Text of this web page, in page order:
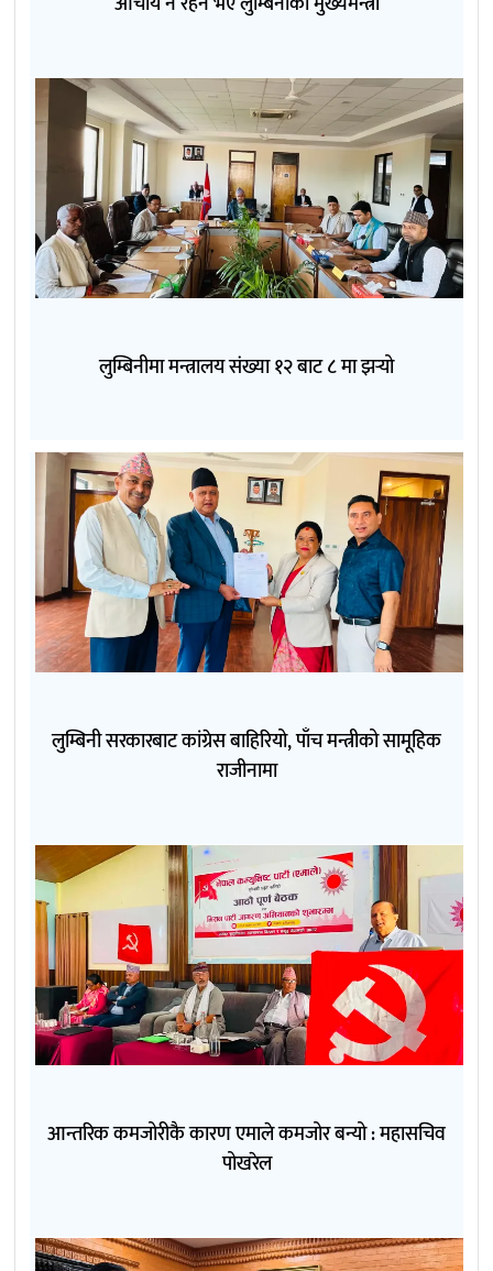
लुम्बिनीमा मन्त्रालय संख्या १२ बाट ८ मा झर्‍यो
लुम्बिनी सरकारबाट कांग्रेस बाहिरियो, पाँच मन्त्रीको सामूहिक
राजीनामा
आन्तरिक कमजोरीकै कारण एमाले कमजोर बन्यो : महासचिव
पोखरेल